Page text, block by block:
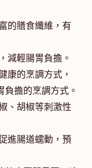
的膳食纖維，有
減輕腸胃負擔。
康的烹調方式，
擔的烹調方式。
、胡椒等刺激性
進腸道蠕動，預